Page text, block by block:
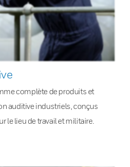
complète de produits et
auditive industriels, conçus
le lieu de travail et militaire.